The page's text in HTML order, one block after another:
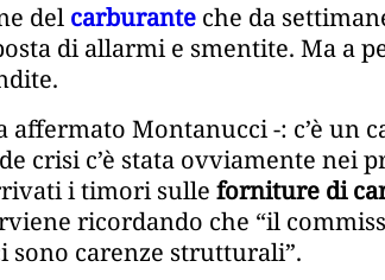
del carburante che da
di allarmi e smentite. Ma a
Montanucci -: c’è un
crisi c’è stata ovviamente nei
i timori sulle forniture di
ricordando che “il
sono carenze strutturali”.